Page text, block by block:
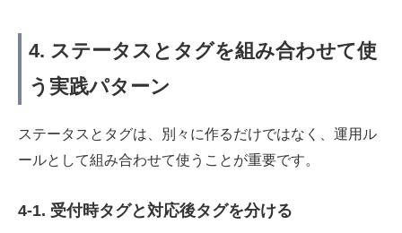
4. ステータスとタグを組み合わせて使
う実践パターン
ステータスとタグは、別々に作るだけではなく、運用ル
ールとして組み合わせて使うことが重要です。
4-1. 受付時タグと対応後タグを分ける